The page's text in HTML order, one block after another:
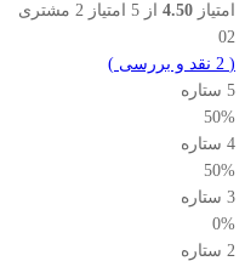
امتیاز 4.50 از 5 امتیاز 2 مشتری
02
(
2 نقد و بررسی )
5 ستاره
50%
4 ستاره
50%
3 ستاره
0%
2 ستاره